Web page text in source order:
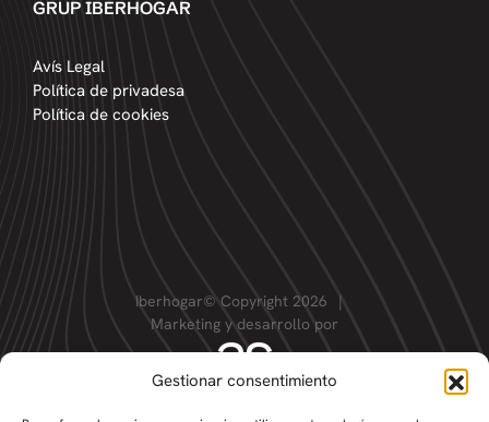
Gestionar consentimiento
GRUP IBERHOGAR
Avís Legal
Política de privadesa
Política de cookies
Iberhogar© Copyright 2026
|
Marketing y desarrollo por